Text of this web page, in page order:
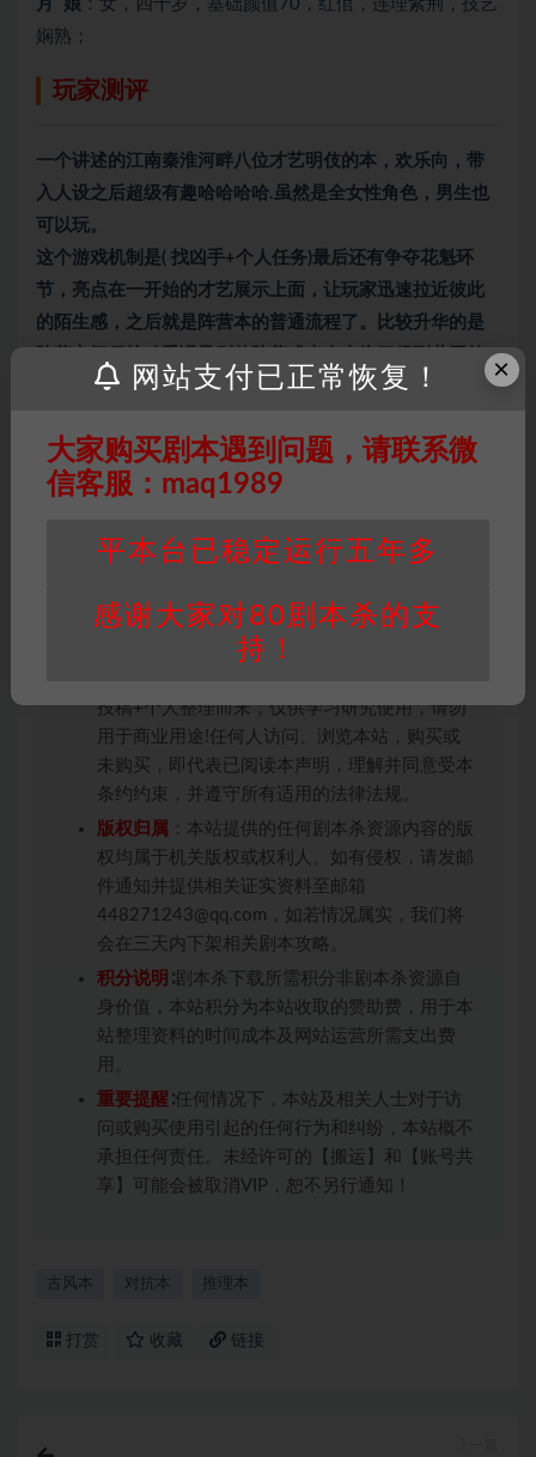
月 娘 ：女，四十岁，基础颜值70，红倌，连理紫荆，技艺
娴熟；
玩家测评
一个讲述的江南秦淮河畔八位才艺明伎的本，欢乐向，带
入人设之后超级有趣哈哈哈哈.虽然是全女性角色，男生也
可以玩。
这个游戏机制是( 找凶手+个人任务)最后还有争夺花魁环
节，亮点在一开始的才艺展示上面，让玩家迅速拉近彼此
的陌生感，之后就是阵营本的普通流程了。比较升华的是
利益。欢乐+烧脑并存。
定难度，但秦淮八艳并不会!即使是萌新阅读起来也不会费
劲，很容易就代入角色，分分钟钮祜禄甄缳上线!
效链接请联系客服补发！！！网盘不限速下载神
投稿+个人整理而来，仅供学习研究使用，请勿
用于商业用途!任何人访问、浏览本站，购买或
未购买，即代表已阅读本声明，理解并同意受本
条约约束，并遵守所有适用的法律法规。
版权归属 ：本站提供的任何剧本杀资源内容的版
权均属于机关版权或权利人。如有侵权，请发邮
件通知并提供相关证实资料至邮箱
448271243@qq.com，如若情况属实，我们将
会在三天内下架相关剧本攻略。
积分说明 ∶剧本杀下载所需积分非剧本杀资源自
身价值，本站积分为本站收取的赞助费，用于本
站整理资料的时间成本及网站运营所需支出费
用。
重要提醒 ∶任何情况下，本站及相关人士对于访
问或购买使用引起的任何行为和纠纷，本站概不
承担任何责任。未经许可的【搬运】和【账号共
享】可能会被取消VIP，恕不另行通知！
古风本 对抗本 推理本
打赏 收藏 链接
×
网站支付已正常恢复！
大家购买剧本遇到问题，请联系微
信客服：maq1989
平本台已稳定运行五年多
感谢大家对80剧本杀的支
持！